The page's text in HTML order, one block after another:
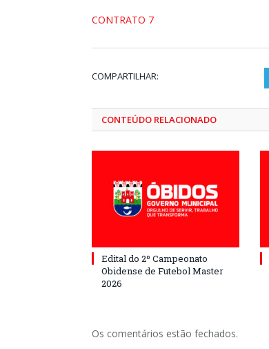
CONTRATO 7
COMPARTILHAR:
CONTEÚDO RELACIONADO
Edital do 2º Campeonato
Obidense de Futebol Master
2026
Os comentários estão fechados.